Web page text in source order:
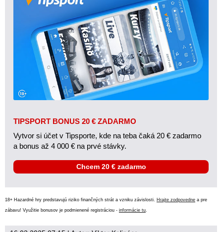
TIPSPORT BONUS 20 € ZADARMO
Vytvor si účet v Tipsporte, kde na teba čaká 20 € zadarmo
a bonus až 4 000 € na prvé stávky.
Chcem 20 € zadarmo
18+ Hazardné hry predstavujú riziko finančných strát a vzniku závislosti. Hrajte zodpovedne a pre
zábavu! Využitie bonusov je podmienené registráciou - informácie tu